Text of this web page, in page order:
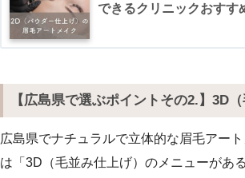
できるクリニックおすす
【広島県で選ぶポイントその2.】3D（
広島県でナチュラルで立体的な眉毛アー
は「3D（毛並み仕上げ）のメニューがあ